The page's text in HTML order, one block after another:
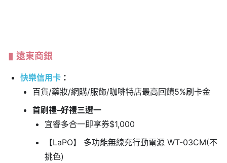
遠東商銀
快樂信用卡 ：
百貨/藥妝/網購/服飾/咖啡特店最高回饋5%刷卡金
首刷禮–好禮三選一
宜睿多合一即享券$1,000
【LaPO】 多功能無線充行動電源 WT-03CM(不
挑色)